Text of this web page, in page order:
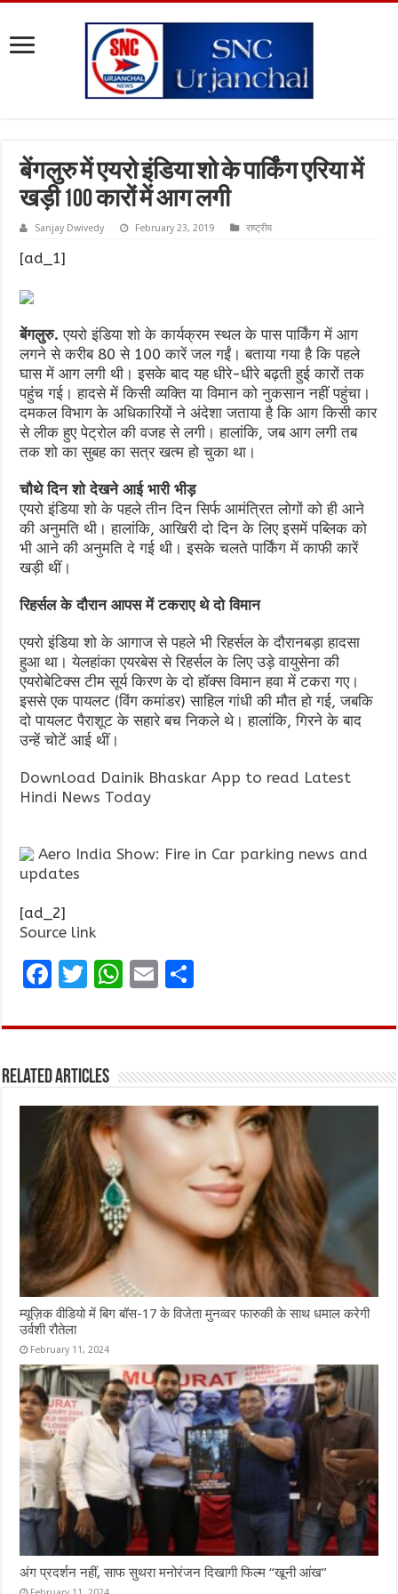
बेंगलुरु में एयरो इंडिया शो के पार्किंग एरिया में
खड़ी 100 कारों में आग लगी
Sanjay Dwivedy February 23, 2019 राष्ट्रीय
[ad_1]
बेंगलुरु.एयरो इंडिया शो के कार्यक्रम स्थल के पास पार्किंग में आग
लगने से करीब 80 से 100 कारें जल गईं। बताया गया है कि पहले
घास में आग लगी थी। इसके बाद यह धीरे-धीरे बढ़ती हुई कारों तक
पहुंच गई। हादसे में किसी व्यक्ति या विमान को नुकसान नहीं पहुंचा।
दमकल विभाग के अधिकारियों ने अंदेशा जताया है कि आग किसी कार
से लीक हुए पेट्रोल की वजह से लगी। हालांकि, जब आग लगी तब
तक शो का सुबह का सत्र खत्म हो चुका था।
चौथे दिन शो देखने आई भारी भीड़
एयरो इंडिया शो के पहले तीन दिन सिर्फ आमंत्रित लोगों को ही आने
की अनुमति थी। हालांकि, आखिरी दो दिन के लिए इसमें पब्लिक को
भी आने की अनुमति दे गई थी। इसके चलते पार्किंग में काफी कारें
खड़ी थीं।
रिहर्सल के दौरान आपस में टकराए थे दो विमान
एयरो इंडिया शो के आगाज से पहले भी रिहर्सल के दौरानबड़ा हादसा
हुआ था। येलहांका एयरबेस से रिहर्सल के लिए उड़े वायुसेना की
एयरोबेटिक्स टीम सूर्य किरण के दो हॉक्स विमान हवा में टकरा गए।
इससे एक पायलट (विंग कमांडर) साहिल गांधी की मौत हो गई, जबकि
दो पायलट पैराशूट के सहारे बच निकले थे। हालांकि, गिरने के बाद
उन्हें चोटें आई थीं।
Download Dainik Bhaskar App to read Latest
Hindi News Today
Aero India Show: Fire in Car parking news and
updates
[ad_2]
Source link
F
ce
o
o
k
T
it
r
W
at
A
p
p
E
ai ar
Related Articles
म्यूज़िक वीडियो में बिग बॉस-17 के विजेता मुनव्वर फारुकी के साथ धमाल करेगी
उर्वशी रौतेला
February 11, 2024
अंग प्रदर्शन नहीं, साफ सुथरा मनोरंजन दिखागी फिल्म “खूनी आंख”